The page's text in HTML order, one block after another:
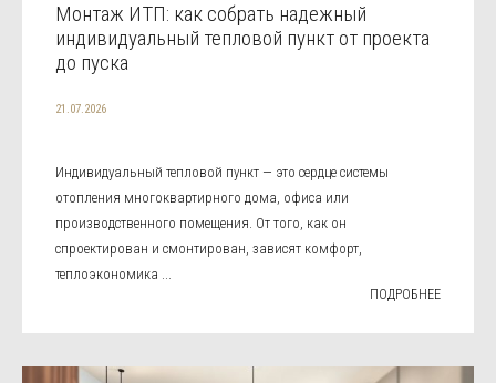
Монтаж ИТП: как собрать надежный
индивидуальный тепловой пункт от проекта
до пуска
21.07.2026
Индивидуальный тепловой пункт — это сердце системы
отопления многоквартирного дома, офиса или
производственного помещения. От того, как он
спроектирован и смонтирован, зависят комфорт,
теплоэкономика ...
ПОДРОБНЕЕ